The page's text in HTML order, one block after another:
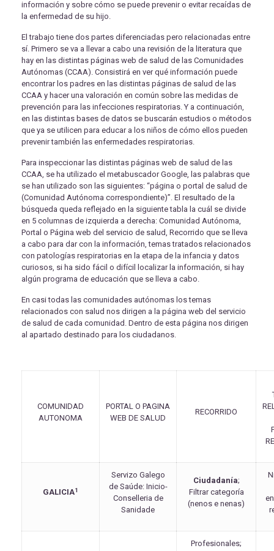
información y sobre cómo se puede prevenir o evitar recaídas de
la enfermedad de su hijo.
El trabajo tiene dos partes diferenciadas pero relacionadas entre
sí. Primero se va a llevar a cabo una revisión de la literatura que
hay en las distintas páginas web de salud de las Comunidades
Autónomas (CCAA). Consistirá en ver qué información puede
encontrar los padres en las distintas páginas de salud de las
CCAA y hacer una valoración en común sobre las medidas de
prevención para las infecciones respiratorias. Y a continuación,
en las distintas bases de datos se buscarán estudios o métodos
que ya se utilicen para educar a los niños de cómo ellos pueden
prevenir también las enfermedades respiratorias.
Para inspeccionar las distintas páginas web de salud de las
CCAA, se ha utilizado el metabuscador Google, las palabras que
se han utilizado son las siguientes: “página o portal de salud de
(Comunidad Autónoma correspondiente)”. El resultado de la
búsqueda queda reflejado en la siguiente tabla la cuál se divide
en 5 columnas de izquierda a derecha: Comunidad Autónoma,
Portal o Página web del servicio de salud, Recorrido que se lleva
a cabo para dar con la información, temas tratados relacionados
con patologías respiratorias en la etapa de la infancia y datos
curiosos, si ha sido fácil o difícil localizar la información, si hay
algún programa de educación que se lleva a cabo.
En casi todas las comunidades autónomas los temas
relacionados con salud nos dirigen a la página web del servicio
de salud de cada comunidad. Dentro de esta página nos dirigen
al apartado destinado para los ciudadanos.
COMUNIDAD
AUTONOMA
PORTAL O PAGINA
WEB DE SALUD
RECORRIDO
GALICIA1
Servizo Galego
de Saúde: Inicio-
Conselleria de
Sanidade
Ciudadanía;
Filtrar categoría
(nenos e nenas)
Profesionales;